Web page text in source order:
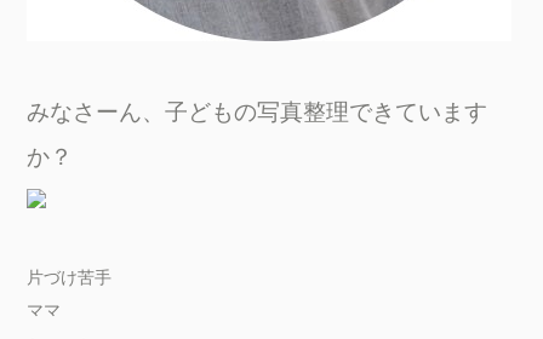
みなさーん、子どもの写真整理できています
か？
片づけ苦手
ママ